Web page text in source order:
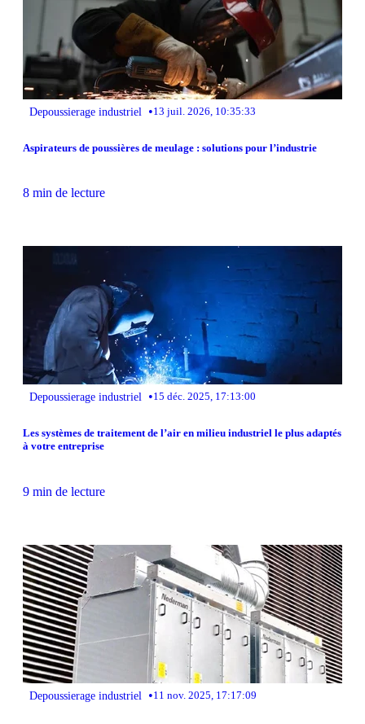
Depoussierage industriel •13 juil. 2026, 10:35:33
Aspirateurs de poussières de meulage : solutions pour l’industrie
8 min de lecture
Depoussierage industriel •15 déc. 2025, 17:13:00
Les systèmes de traitement de l’air en milieu industriel le plus adaptés
à votre entreprise
9 min de lecture
Depoussierage industriel •11 nov. 2025, 17:17:09